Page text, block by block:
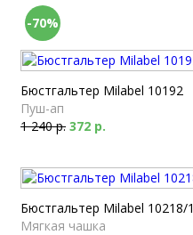
-70%
Бюстгальтер Milabel 10192
Пуш-ап
1 240 р. 372 р.
Бюстгальтер Milabel 10218/1
Мягкая чашка